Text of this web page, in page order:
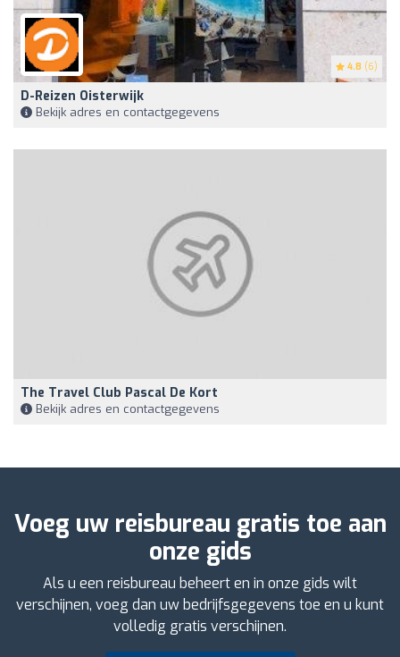
4.8 (6)
D-Reizen Oisterwijk
Bekijk adres en contactgegevens
The Travel Club Pascal De Kort
Bekijk adres en contactgegevens
Voeg uw reisbureau gratis toe aan
onze gids
Als u een reisbureau beheert en in onze gids wilt
verschijnen, voeg dan uw bedrijfsgegevens toe en u kunt
volledig gratis verschijnen.